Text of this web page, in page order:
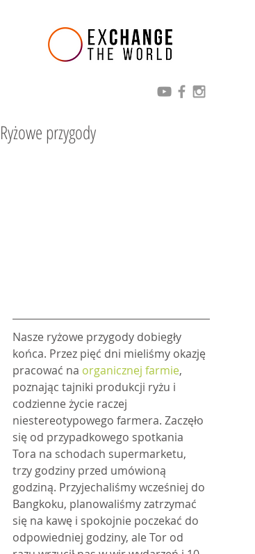
Ryżowe przygody
Nasze ryżowe przygody dobiegły
końca. Przez pięć dni mieliśmy okazję
pracować na organicznej farmie,
poznając tajniki produkcji ryżu i
codzienne życie raczej
niestereotypowego farmera. Zaczęło
się od przypadkowego spotkania
Tora na schodach supermarketu,
trzy godziny przed umówioną
godziną. Przyjechaliśmy wcześniej do
Bangkoku, planowaliśmy zatrzymać
się na kawę i spokojnie poczekać do
odpowiedniej godziny, ale Tor od